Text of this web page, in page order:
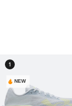
1
NEW